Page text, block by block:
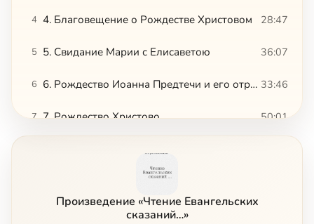
4 4. Благовещение о Рождестве Христовом 28:47
5 5. Свидание Марии с Елисаветою 36:07
6 6. Рождество Иоанна Предтечи и его отрочество 33:46
7 7. Рождество Христово 50:01
10. Сретение Господне
Произведение «Чтение Евангельских
сказаний…»